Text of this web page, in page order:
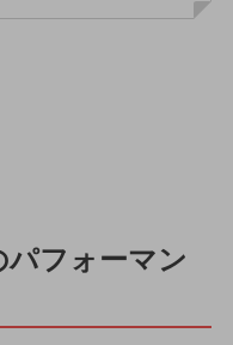
パフォーマン